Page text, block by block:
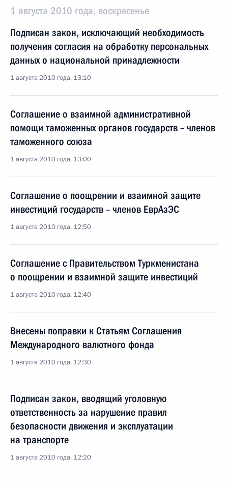
1 августа 2010 года, воскресенье
Подписан закон, исключающий необходимость
получения согласия на обработку персональных
данных о национальной принадлежности
1 августа 2010 года, 13:10
Соглашение о взаимной административной
помощи таможенных органов государств – членов
таможенного союза
1 августа 2010 года, 13:00
Соглашение о поощрении и взаимной защите
инвестиций государств – членов ЕврАзЭС
1 августа 2010 года, 12:50
Соглашение с Правительством Туркменистана
о поощрении и взаимной защите инвестиций
1 августа 2010 года, 12:40
Внесены поправки к Статьям Соглашения
Международного валютного фонда
1 августа 2010 года, 12:30
Подписан закон, вводящий уголовную
ответственность за нарушение правил
безопасности движения и эксплуатации
на транспорте
1 августа 2010 года, 12:20